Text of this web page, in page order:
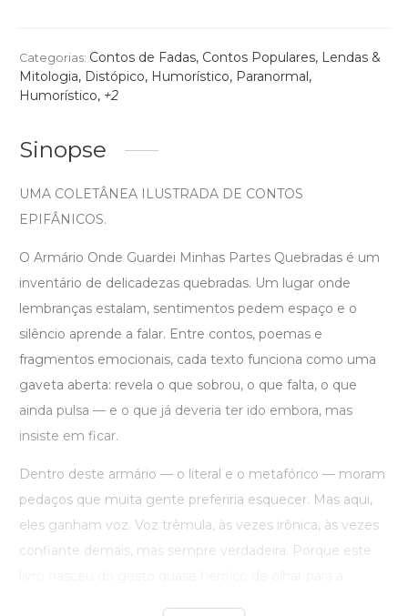
Categorias: Contos de Fadas, Contos Populares, Lendas &
Mitologia, Distópico, Humorístico, Paranormal,
Humorístico, +2
Sinopse
UMA COLETÂNEA ILUSTRADA DE CONTOS
EPIFÂNICOS.
O Armário Onde Guardei Minhas Partes Quebradas é um
inventário de delicadezas quebradas. Um lugar onde
lembranças estalam, sentimentos pedem espaço e o
silêncio aprende a falar. Entre contos, poemas e
fragmentos emocionais, cada texto funciona como uma
gaveta aberta: revela o que sobrou, o que falta, o que
ainda pulsa — e o que já deveria ter ido embora, mas
insiste em ficar.
Dentro deste armário — o literal e o metafórico — moram
pedaços que muita gente preferiria esquecer. Mas aqui,
eles ganham voz. Voz trêmula, às vezes irônica, às vezes
confiante demais, mas sempre verdadeira. Porque este